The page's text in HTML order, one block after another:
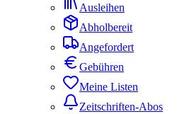
Ausleihen
Abholbereit
Angefordert
Gebühren
Meine Listen
Zeitschriften-Abos